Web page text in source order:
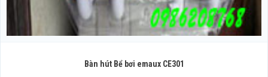
Bàn hút Bể bơi emaux CE301